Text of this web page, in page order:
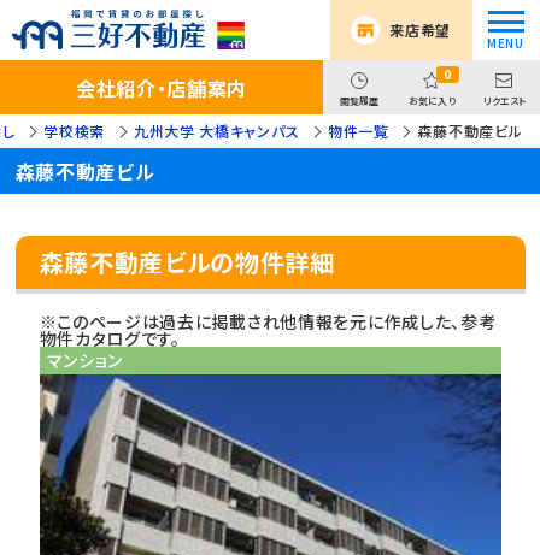
来店希望
会社紹介・店舗案内 閲覧履歴
0
お気に入り リクエスト
学校検索 九州大学 大橋キャンパス 物件一覧 森藤不動産ビル
森藤不動産ビル
森藤不動産ビルの物件詳細
※このページは過去に掲載され他情報を元に作成した、参考
物件カタログです。
マンション